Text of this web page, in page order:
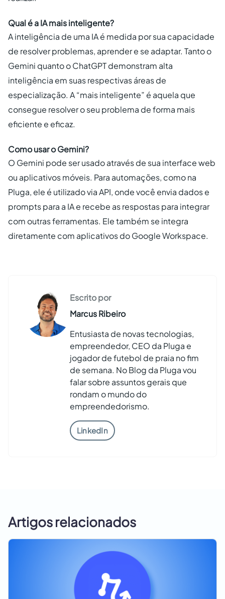
Qual é a IA mais inteligente?
A inteligência de uma IA é medida por sua capacidade
de resolver problemas, aprender e se adaptar. Tanto o
Gemini quanto o ChatGPT demonstram alta
inteligência em suas respectivas áreas de
especialização. A “mais inteligente” é aquela que
consegue resolver o seu problema de forma mais
eficiente e eficaz.
Como usar o Gemini?
O Gemini pode ser usado através de sua interface web
ou aplicativos móveis. Para automações, como na
Pluga, ele é utilizado via API, onde você envia dados e
prompts para a IA e recebe as respostas para integrar
com outras ferramentas. Ele também se integra
diretamente com aplicativos do Google Workspace.
Escrito por
Marcus Ribeiro
Entusiasta de novas tecnologias,
empreendedor, CEO da Pluga e
jogador de futebol de praia no fim
de semana. No Blog da Pluga vou
falar sobre assuntos gerais que
rondam o mundo do
empreendedorismo.
LinkedIn
Artigos relacionados